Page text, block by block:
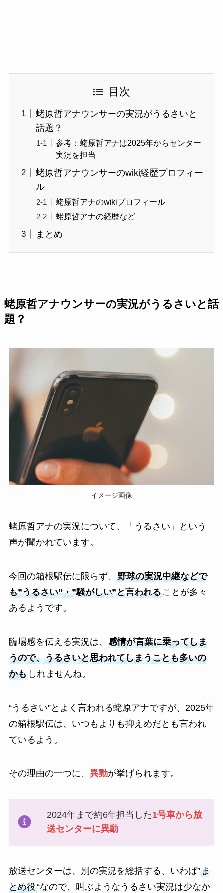
目次
蛯原哲アナウンサーの実況がうるさいと
話題？
参考：蛯原哲アナは2025年からセンター
実況を担当
蛯原哲アナウンサーのwiki経歴プロフィー
ル
蛯原哲アナのwikiプロフィール
蛯原哲アナの経歴など
まとめ
蛯原哲アナウンサーの実況がうるさいと話
題？
イメージ画像
蛯原哲アナの実況について、「うるさい」という
声が聞かれています。
今回の箱根駅伝に限らず、 野球の実況中継などで
も”うるさい”・”騒がしい”と言われることが多々
あるようです。
臨場感を伝える実況は、 感情が言葉に乗ってしま
うので、うるさいと思われてしまうことも多いの
かもしれませんね。
“うるさい”とよく言われる蛯原アナですが、2025年
の箱根駅伝は、いつもよりも抑えめだとも言われ
ているよう。
その理由の一つに、 異動が挙げられます。
2024年まで約6年担当した1号車から放
送センターに異動
放送センターは、別の実況を総括する、いわば”ま
とめ役“なので、叫ぶようなうるさい実況は少なか